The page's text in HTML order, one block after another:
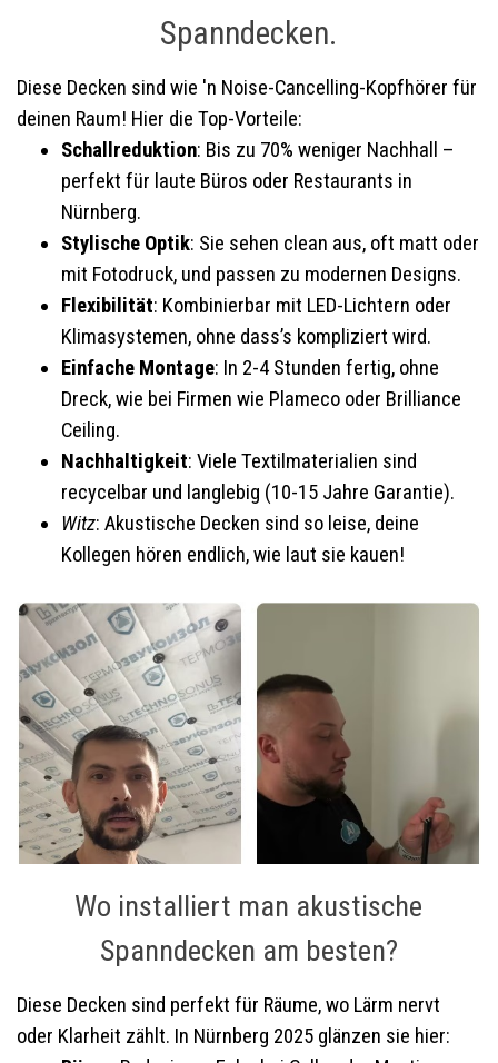
Spanndecken.
Diese Decken sind wie 'n Noise-Cancelling-Kopfhörer für
deinen Raum! Hier die Top-Vorteile:
Schallreduktion: Bis zu 70% weniger Nachhall –
perfekt für laute Büros oder Restaurants in
Nürnberg.
Stylische Optik: Sie sehen clean aus, oft matt oder
mit Fotodruck, und passen zu modernen Designs.
Flexibilität: Kombinierbar mit LED-Lichtern oder
Klimasystemen, ohne dass’s kompliziert wird.
Einfache Montage: In 2-4 Stunden fertig, ohne
Dreck, wie bei Firmen wie Plameco oder Brilliance
Ceiling.
Nachhaltigkeit: Viele Textilmaterialien sind
recycelbar und langlebig (10-15 Jahre Garantie).
Witz: Akustische Decken sind so leise, deine
Kollegen hören endlich, wie laut sie kauen!
Wo installiert man akustische
Spanndecken am besten?
Diese Decken sind perfekt für Räume, wo Lärm nervt
oder Klarheit zählt. In Nürnberg 2025 glänzen sie hier: